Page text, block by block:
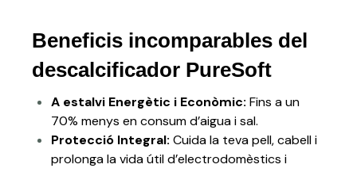
Beneficis incomparables del
descalcificador PureSoft
A estalvi Energètic i Econòmic: Fins a un
70% menys en consum d’aigua i sal.
Protecció Integral: Cuida la teva pell, cabell i
prolonga la vida útil d’electrodomèstics i